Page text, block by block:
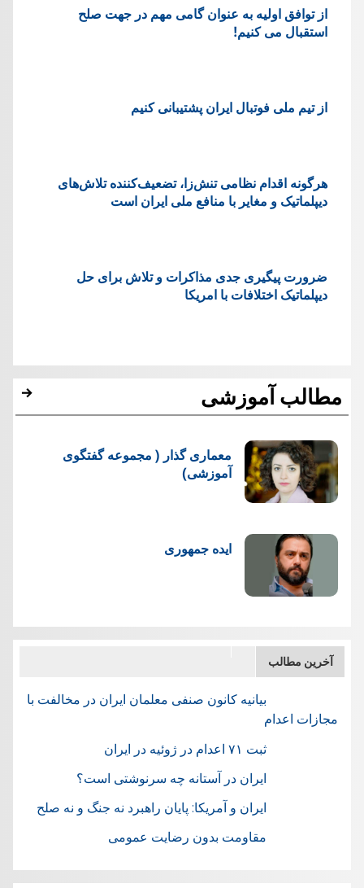
از توافق اولیه به عنوان گامی مهم در جهت صلح
استقبال می کنیم!
از تیم ملی فوتبال ایران پشتیبانی کنیم
هرگونه اقدام نظامی تنش‌زا، تضعیف‌کننده تلاش‌های
دیپلماتیک و مغایر با منافع ملی ایران است
ضرورت پیگیری جدی مذاکرات و تلاش برای حل
دیپلماتیک اختلافات با امریکا
مطالب آموزشی
معماری گذار ( مجموعه گفتگوی
آموزشی)
ایده جمهوری
آخرین مطالب
بیانیه کانون صنفی معلمان ایران در مخالفت با
مجازات اعدام
ثبت ۷۱ اعدام در ژوئيه در ایران
ایران در آستانه چه سرنوشتی است؟
ایران و آمریکا: پایان راهبرد نه جنگ و نه صلح
مقاومت بدون رضایت عمومی